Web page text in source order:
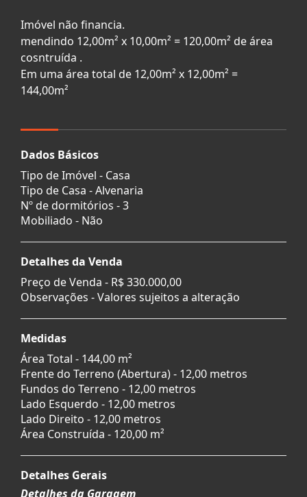
Imóvel não financia.
mendindo 12,00m² x 10,00m² = 120,00m² de área
cosntruída .
Em uma área total de 12,00m² x 12,00m² =
144,00m²
Dados Básicos
Tipo de Imóvel - Casa
Tipo de Casa - Alvenaria
Nº de dormitórios - 3
Mobiliado - Não
Detalhes da Venda
Preço de Venda - R$ 330.000,00
Observações - Valores sujeitos a alteração
Medidas
Área Total - 144,00 m²
Frente do Terreno (Abertura) - 12,00 metros
Fundos do Terreno - 12,00 metros
Lado Esquerdo - 12,00 metros
Lado Direito - 12,00 metros
Área Construída - 120,00 m²
Detalhes Gerais
Detalhes da Garagem